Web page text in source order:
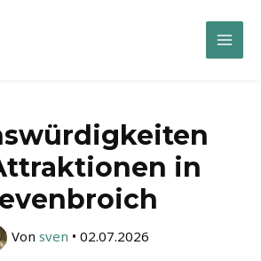
Main
in
Von sven • 02.07.2026